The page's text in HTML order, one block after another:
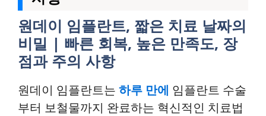
원데이 임플란트, 짧은 치료 날짜의
비밀 | 빠른 회복, 높은 만족도, 장
점과 주의 사항
원데이 임플란트는 하루 만에 임플란트 수술
부터 보철물까지 완료하는 혁신적인 치료법